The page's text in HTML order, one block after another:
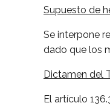
Supuesto de
Se interpone
dado que los
Dictamen del
El artículo